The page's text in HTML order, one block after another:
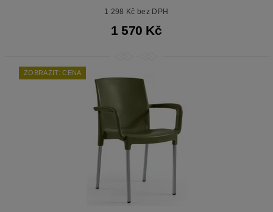
1 298 Kč bez DPH
1 570 Kč
ZOBRAZIT: CENA